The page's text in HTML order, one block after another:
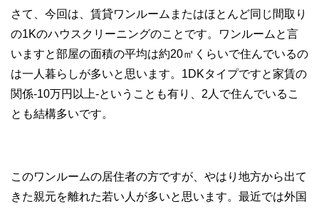
さて、今回は、賃貸ワンルームまたはほとんど同じ間取り
の1Kのハウスクリーニングのことです。ワンルームと言
いますと部屋の面積の平均は約20㎡くらいで住んでいるの
は一人暮らしが多いと思います。1DKタイプですと家賃の
関係-10万円以上-ということも有り、2人で住んでいるこ
とも結構多いです。
このワンルームの居住者の方ですが、やはり地方から出て
きた親元を離れた若い人が多いと思います。最近では外国